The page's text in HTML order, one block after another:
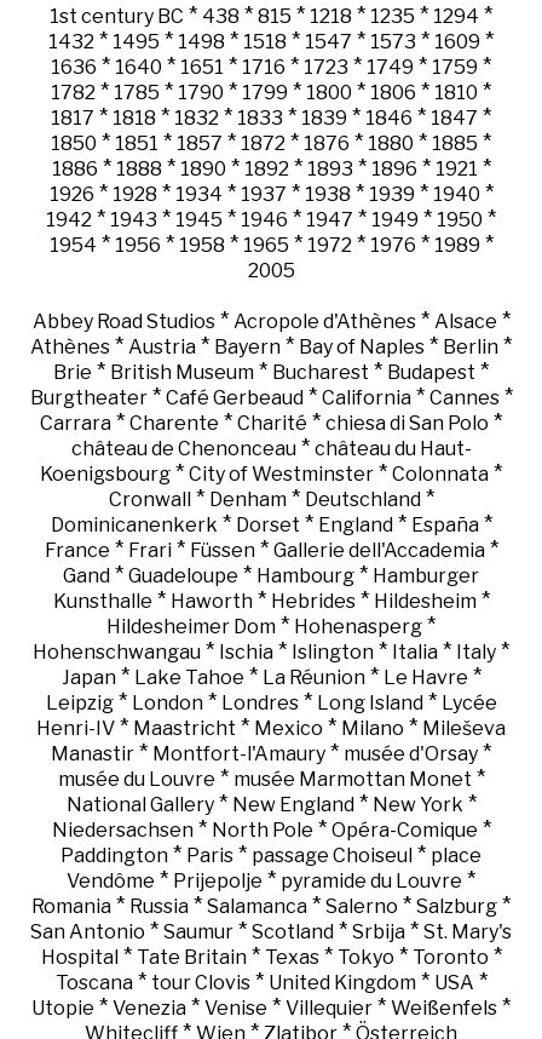
1st century BC * 438 * 815 * 1218 * 1235 * 1294 *
1432 * 1495 * 1498 * 1518 * 1547 * 1573 * 1609 *
1636 * 1640 * 1651 * 1716 * 1723 * 1749 * 1759 *
1782 * 1785 * 1790 * 1799 * 1800 * 1806 * 1810 *
1817 * 1818 * 1832 * 1833 * 1839 * 1846 * 1847 *
1850 * 1851 * 1857 * 1872 * 1876 * 1880 * 1885 *
1886 * 1888 * 1890 * 1892 * 1893 * 1896 * 1921 *
1926 * 1928 * 1934 * 1937 * 1938 * 1939 * 1940 *
1942 * 1943 * 1945 * 1946 * 1947 * 1949 * 1950 *
1954 * 1956 * 1958 * 1965 * 1972 * 1976 * 1989 *
2005
Abbey Road Studios* Acropole d'Athènes* Alsace *
Athènes * Austria * Bayern * Bay of Naples * Berlin *
Brie * British Museum * Bucharest * Budapest *
Burgtheater* Café Gerbeaud* California* Cannes*
Carrara * Charente * Charité * chiesa di San Polo *
château de Chenonceau* château du Haut-
Koenigsbourg * City of Westminster * Colonnata *
Cronwall* Denham* Deutschland*
Dominicanenkerk * Dorset * England* España*
France * Frari* Füssen* Gallerie dell'Accademia*
Gand * Guadeloupe * Hambourg * Hamburger
Kunsthalle * Haworth* Hebrides* Hildesheim*
Hildesheimer Dom * Hohenasperg *
Hohenschwangau * Ischia * Islington * Italia * Italy *
Japan* Lake Tahoe * La Réunion* Le Havre *
Leipzig* London* Londres* Long Island* Lycée
Henri-IV * Maastricht * Mexico * Milano * Mileševa
Manastir * Montfort-l'Amaury * musée d'Orsay *
musée du Louvre * musée Marmottan Monet *
National Gallery* New England* New York *
Niedersachsen* North Pole * Opéra-Comique *
Paddington * Paris * passage Choiseul * place
Vendôme * Prijepolje * pyramide du Louvre *
Romania * Russia * Salamanca * Salerno * Salzburg *
San Antonio * Saumur * Scotland * Srbija * St. Mary's
Hospital* Tate Britain* Texas* Tokyo * Toronto *
Toscana* tour Clovis* United Kingdom* USA *
Utopie * Venezia * Venise * Villequier * Weißenfels *
Whitecliff * Wien * Zlatibor * Österreich